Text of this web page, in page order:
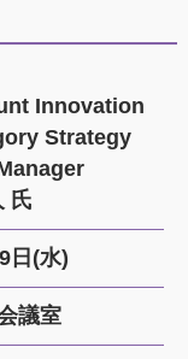
Innovation
Strategy
氏
日(水)
議室